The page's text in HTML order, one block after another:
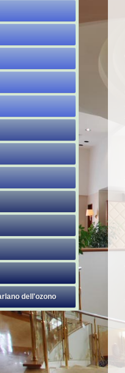
dell'ozono